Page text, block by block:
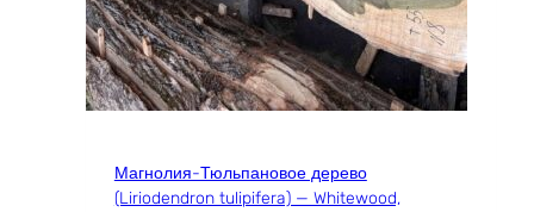
Магнолия-Тюльпановое дерево
(Liriodendron tulipifera) — Whitewood,